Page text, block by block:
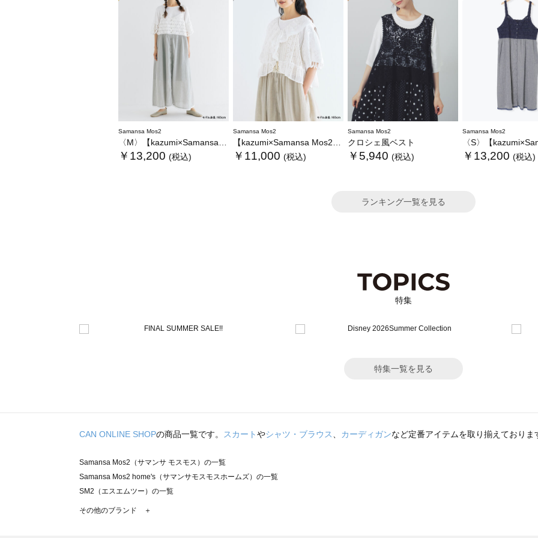
Samansa Mos2
〈M〉【kazumi×Samansa Mos2】キャミワンピース《WEB限定カラーあり》
￥13,200 (税込)
Samansa Mos2
【kazumi×Samansa Mos2】レースフリルブラウス
￥11,000 (税込)
Samansa Mos2
クロシェ風ベスト
￥5,940 (税込)
Samansa Mos2
〈S〉【kazumi×Samansa Mos2】キャミワンピース《
￥13,200 (税込)
ランキング一覧を見る
特集
特集一覧を見る
CAN ONLINE SHOPの商品一覧です。 スカートやシャツ・ブラウス、 カーディガンなど定番アイテムを取り揃えておりま
Samansa Mos2（サマンサ モスモス）の一覧
Samansa Mos2 home's（サマンサモスモスホームズ）の一覧
SM2（エスエムツー）の一覧
TSUHARU by Samansa Mos2（ツハルバイサマンサモスモス）の一覧
その他のブランド ＋